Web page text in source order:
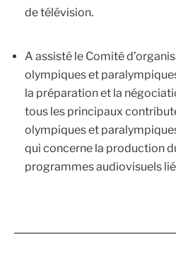
de télévision.
A assisté le Comité
olympiques et
la préparation et la
tous les principaux
olympiques et
qui concerne la production
programmes audiovisuels